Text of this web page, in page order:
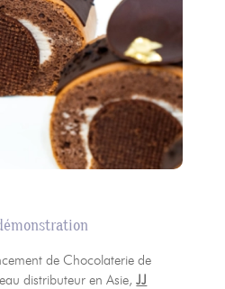
de Chocolaterie de
distributeur en Asie,JJ